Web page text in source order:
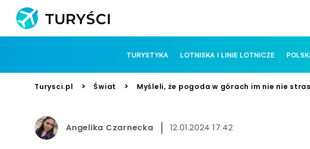
TURYSTYKA LOTNISKA I LINIE LOTNICZE
Turysci.pl > Świat > Myśleli, że pogoda w górach im nie nie
Angelika Czarnecka 12.01.2024 17:42